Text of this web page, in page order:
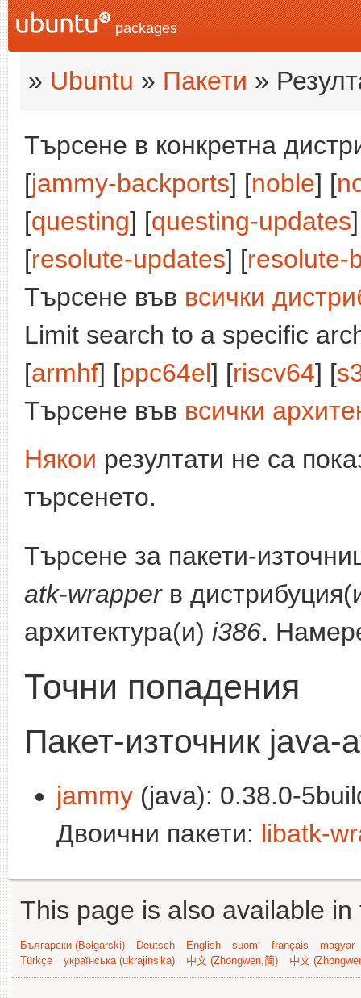
packages
» Ubuntu » Пакети »
Търсене в конкретна
[jammy-backports] [noble] [
[questing] [questing-updates
[resolute-updates] [resolute-
Търсене във всички
Limit search to a specific
[armhf] [ppc64el] [riscv64] [
Търсене във всички
Някои резултати не са
търсенето.
Търсене за пакети-
atk-wrapperв
архитектура(и) i386.
Точни попадения
Пакет-източник java-
jammy (java): 0.38.0-
Двоични пакети: libatk-
This page is also available
Български (Bəlgarski) Deutsch English suomi français
magyar
Türkçe
українська (ukrajins'ka) 中文 (Zhongwen,简) 中文